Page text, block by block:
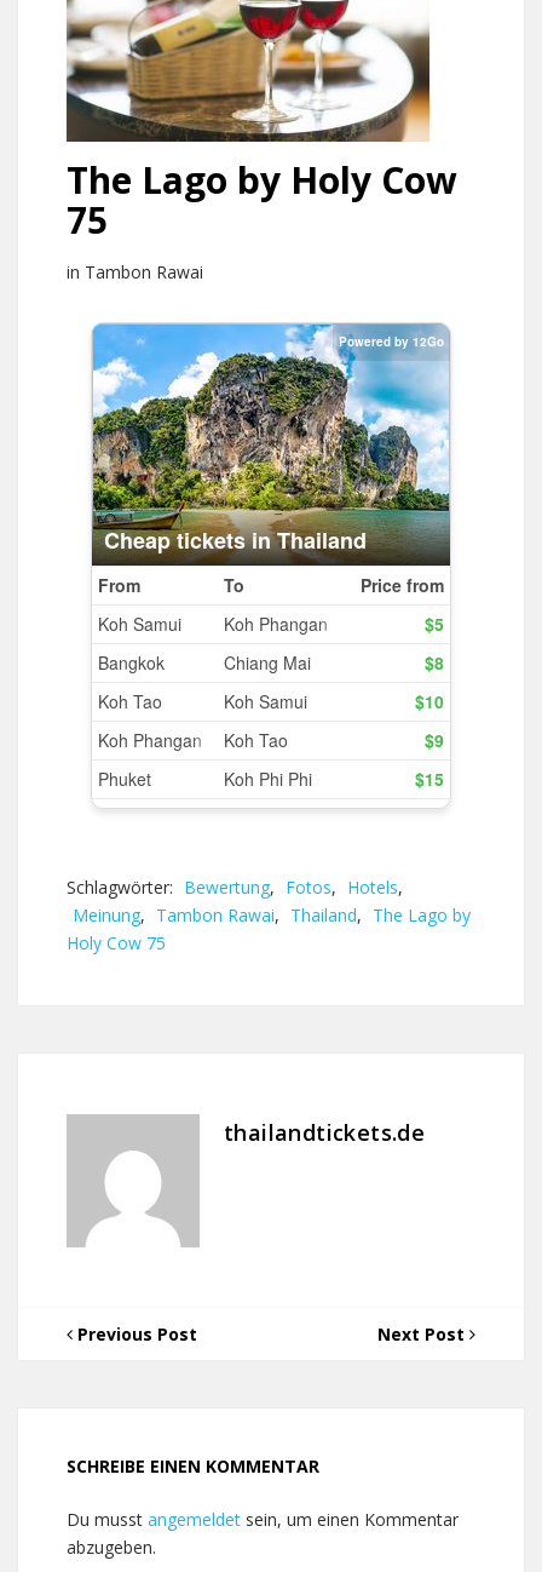
The Lago by Holy Cow
75
in Tambon Rawai
Schlagwörter: Bewertung, Fotos, Hotels,
Meinung, Tambon Rawai, Thailand, The Lago by
Holy Cow 75
thailandtickets.de
Previous Post Next Post
SCHREIBE EINEN KOMMENTAR
Du musst angemeldet sein, um einen Kommentar
abzugeben.